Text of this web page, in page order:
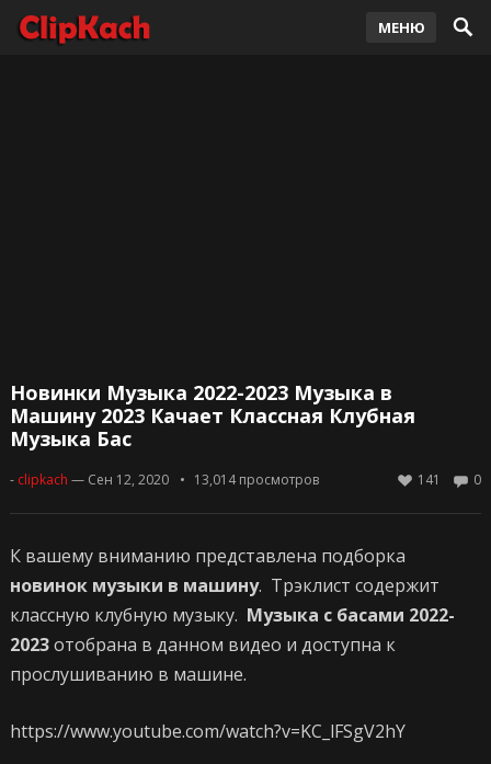
МЕНЮ
Новинки Музыка 2022-2023 Музыка в
Машину 2023 Качает Классная Клубная
Музыка Бас
- clipkach — Сен 12, 2020 13,014просмотров 0
141
К вашему вниманию представлена подборка
новинок музыки в машину. Трэклист содержит
классную клубную музыку. Музыка с басами 2022-
2023отобрана в данном видео и доступна к
прослушиванию в машине.
https://www.youtube.com/watch?v=KC_lFSgV2hY